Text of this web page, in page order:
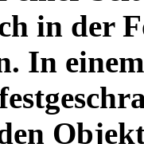
in der
In